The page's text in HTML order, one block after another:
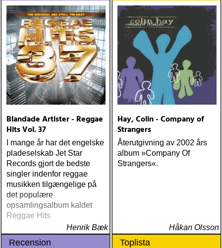
Blandade Artister - Reggae
Hits Vol. 37
I mange år har det engelske
pladeselskab Jet Star
Records gjort de bedste
singler indenfor reggae
musikken tilgængelige på
det populære
opsamlingsalbum kaldet
Reggae Hits
Henrik Bæk
Hay, Colin - Company of
Strangers
Återutgivning av 2002 års
album »Company Of
Strangers«.
Håkan Olsson
Recension Toplista